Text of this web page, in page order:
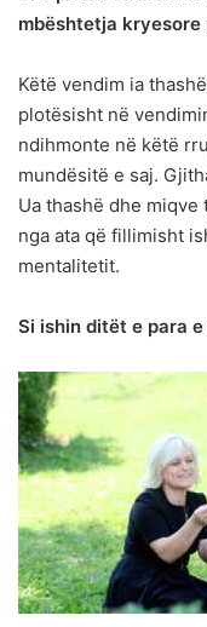
mbështetja kryesore
Këtë vendim ia
plotësisht në
ndihmonte në këtë
mundësitë e saj.
Ua thashë dhe
nga ata që fillimisht
mentalitetit.
Si ishin ditët e para